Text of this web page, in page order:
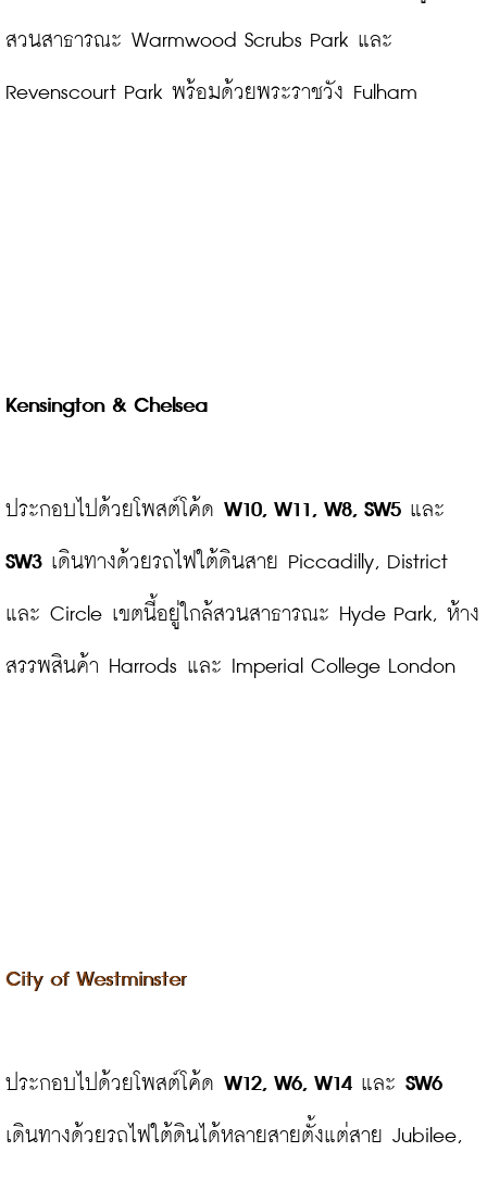
สวนสาธารณะ Warmwood Scrubs Park และ
Revenscourt Park พร้อมด้วยพระราชวัง Fulham
Kensington & Chelsea
ประกอบไปด้วยโพสต์โค้ด W10, W11, W8, SW5
SW3 เดินทางด้วยรถไฟใต้ดินสาย Piccadilly, District
และ Circle เขตนี้อยู่ใกล้สวนสาธารณะ Hyde Park, ห้าง
สรรพสินค้า Harrods และ Imperial College London
City of Westminster
ประกอบไปด้วยโพสต์โค้ด W12, W6, W14 และ SW6
เดินทางด้วยรถไฟใต้ดินได้หลายสายตั้งแต่สาย Jubilee,